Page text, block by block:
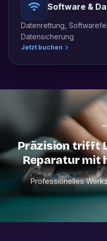
Software &
Datenrettung,
Datensicherung
Jetzt buchen
Präzision trifft
Reparatur mit
Professionelles